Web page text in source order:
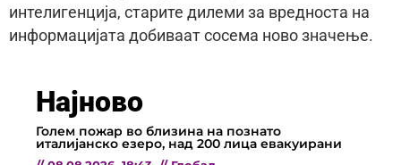
интелигенција, старите дилеми за вредноста на
информацијата добиваат сосема ново значење.
Најново
Голем пожар во близина на познато
италијанско езеро, над 200 лица евакуирани